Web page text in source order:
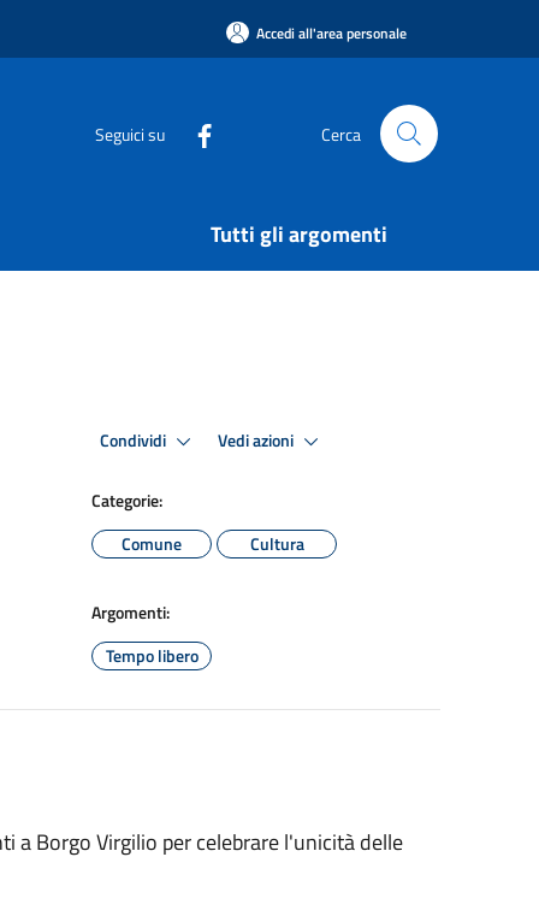
Accedi all'area personale
Seguici su Cerca
Tutti gli argomenti
Condividi Vedi azioni
Categorie:
Comune
Cultura
Argomenti:
Tempo libero
a Borgo Virgilio per celebrare l'unicità delle